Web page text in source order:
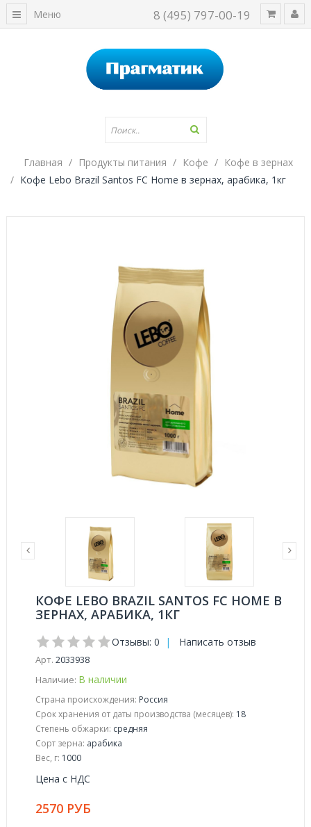
8 (495) 797-00-19
Меню
Главная Продукты питания Кофе
Кофе в зернах
Кофе Lebo Brazil Santos FC Home в зернах, арабика, 1кг
КОФЕ LEBO BRAZIL SANTOS FC HOME В
ЗЕРНАХ, АРАБИКА, 1КГ
Отзывы: 0 | Написать отзыв
Арт. 2033938
Наличие: В наличии
Страна происхождения: Россия
Срок хранения от даты производства (месяцев): 18
Степень обжарки: средняя
Сорт зерна: арабика
Вес, г: 1000
Цена с НДС
2570 РУБ